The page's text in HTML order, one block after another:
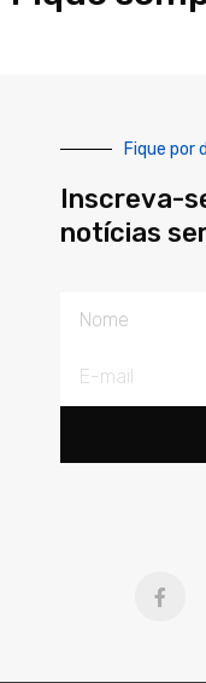
Fique por
Inscreva-
notícias
a
o